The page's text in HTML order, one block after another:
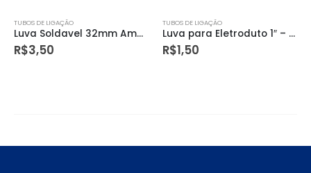
TUBOS DE LIGAÇÃO
Luva para Eletroduto 1″ – Tramontina
R$1,50
TUBOS DE LIGAÇÃO
Luva Soldavel Bucha Latao 20 X 1/2 Amanco
R$8,40